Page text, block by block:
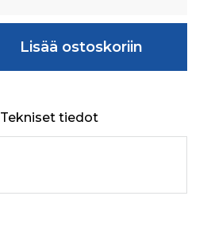
Lisää ostoskoriin
Tekniset tiedot